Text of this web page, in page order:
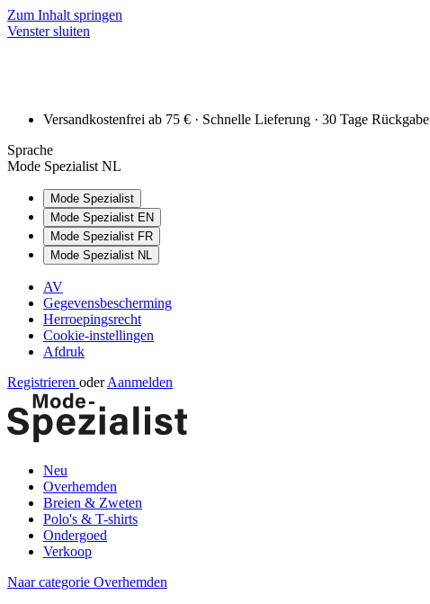
Zum Inhalt springen
Venster sluiten
Versandkostenfrei ab 75 € · Schnelle Lieferung · 30 Tage Rückgabe
Sprache
Mode Spezialist NL
Mode Spezialist
Mode Spezialist EN
Mode Spezialist FR
Mode Spezialist NL
AV
Gegevensbescherming
Herroepingsrecht
Cookie-instellingen
Afdruk
Registrieren oder Aanmelden
Neu
Overhemden
Breien & Zweten
Polo's & T-shirts
Ondergoed
Verkoop
Naar categorie Overhemden